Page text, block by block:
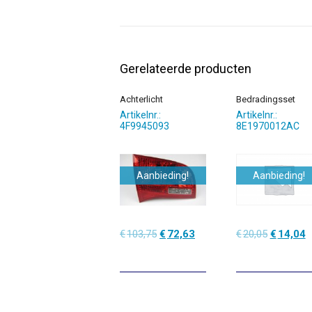
Gerelateerde producten
Achterlicht
Artikelnr.:
4F9945093
Aanbieding!
€103,75 Oorspronkelijke
€103,75.
€ 72,63
€72,63.
Bedradingsset
Artikelnr.:
8E1970012AC
Aanbieding!
€20,05
€20,05.
€ 14,04